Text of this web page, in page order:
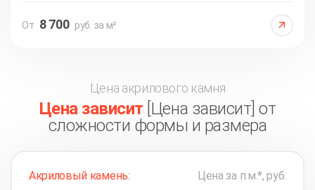
От 8 700 руб. за м²
Цена акрилового камня
Цена зависит [Цена зависит] от
сложности формы и размера
Акриловый камень: Цена за п.м.*, руб.